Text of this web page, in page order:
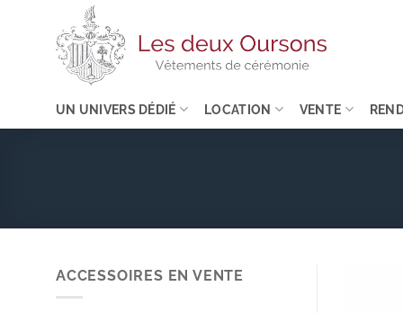
UN UNIVERS DÉDIÉ LOCATION VENTE
ACCESSOIRES EN VENTE